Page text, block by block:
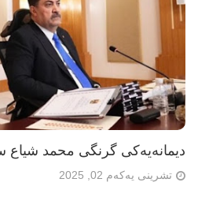
دیمانەیەکی گرنگی محمد شیاع
تشرینی یەکەم 02, 2025